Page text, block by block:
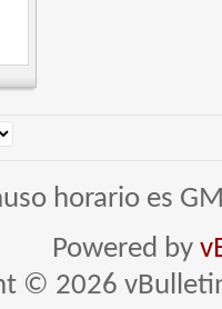
horario es
Powered by
© 2026